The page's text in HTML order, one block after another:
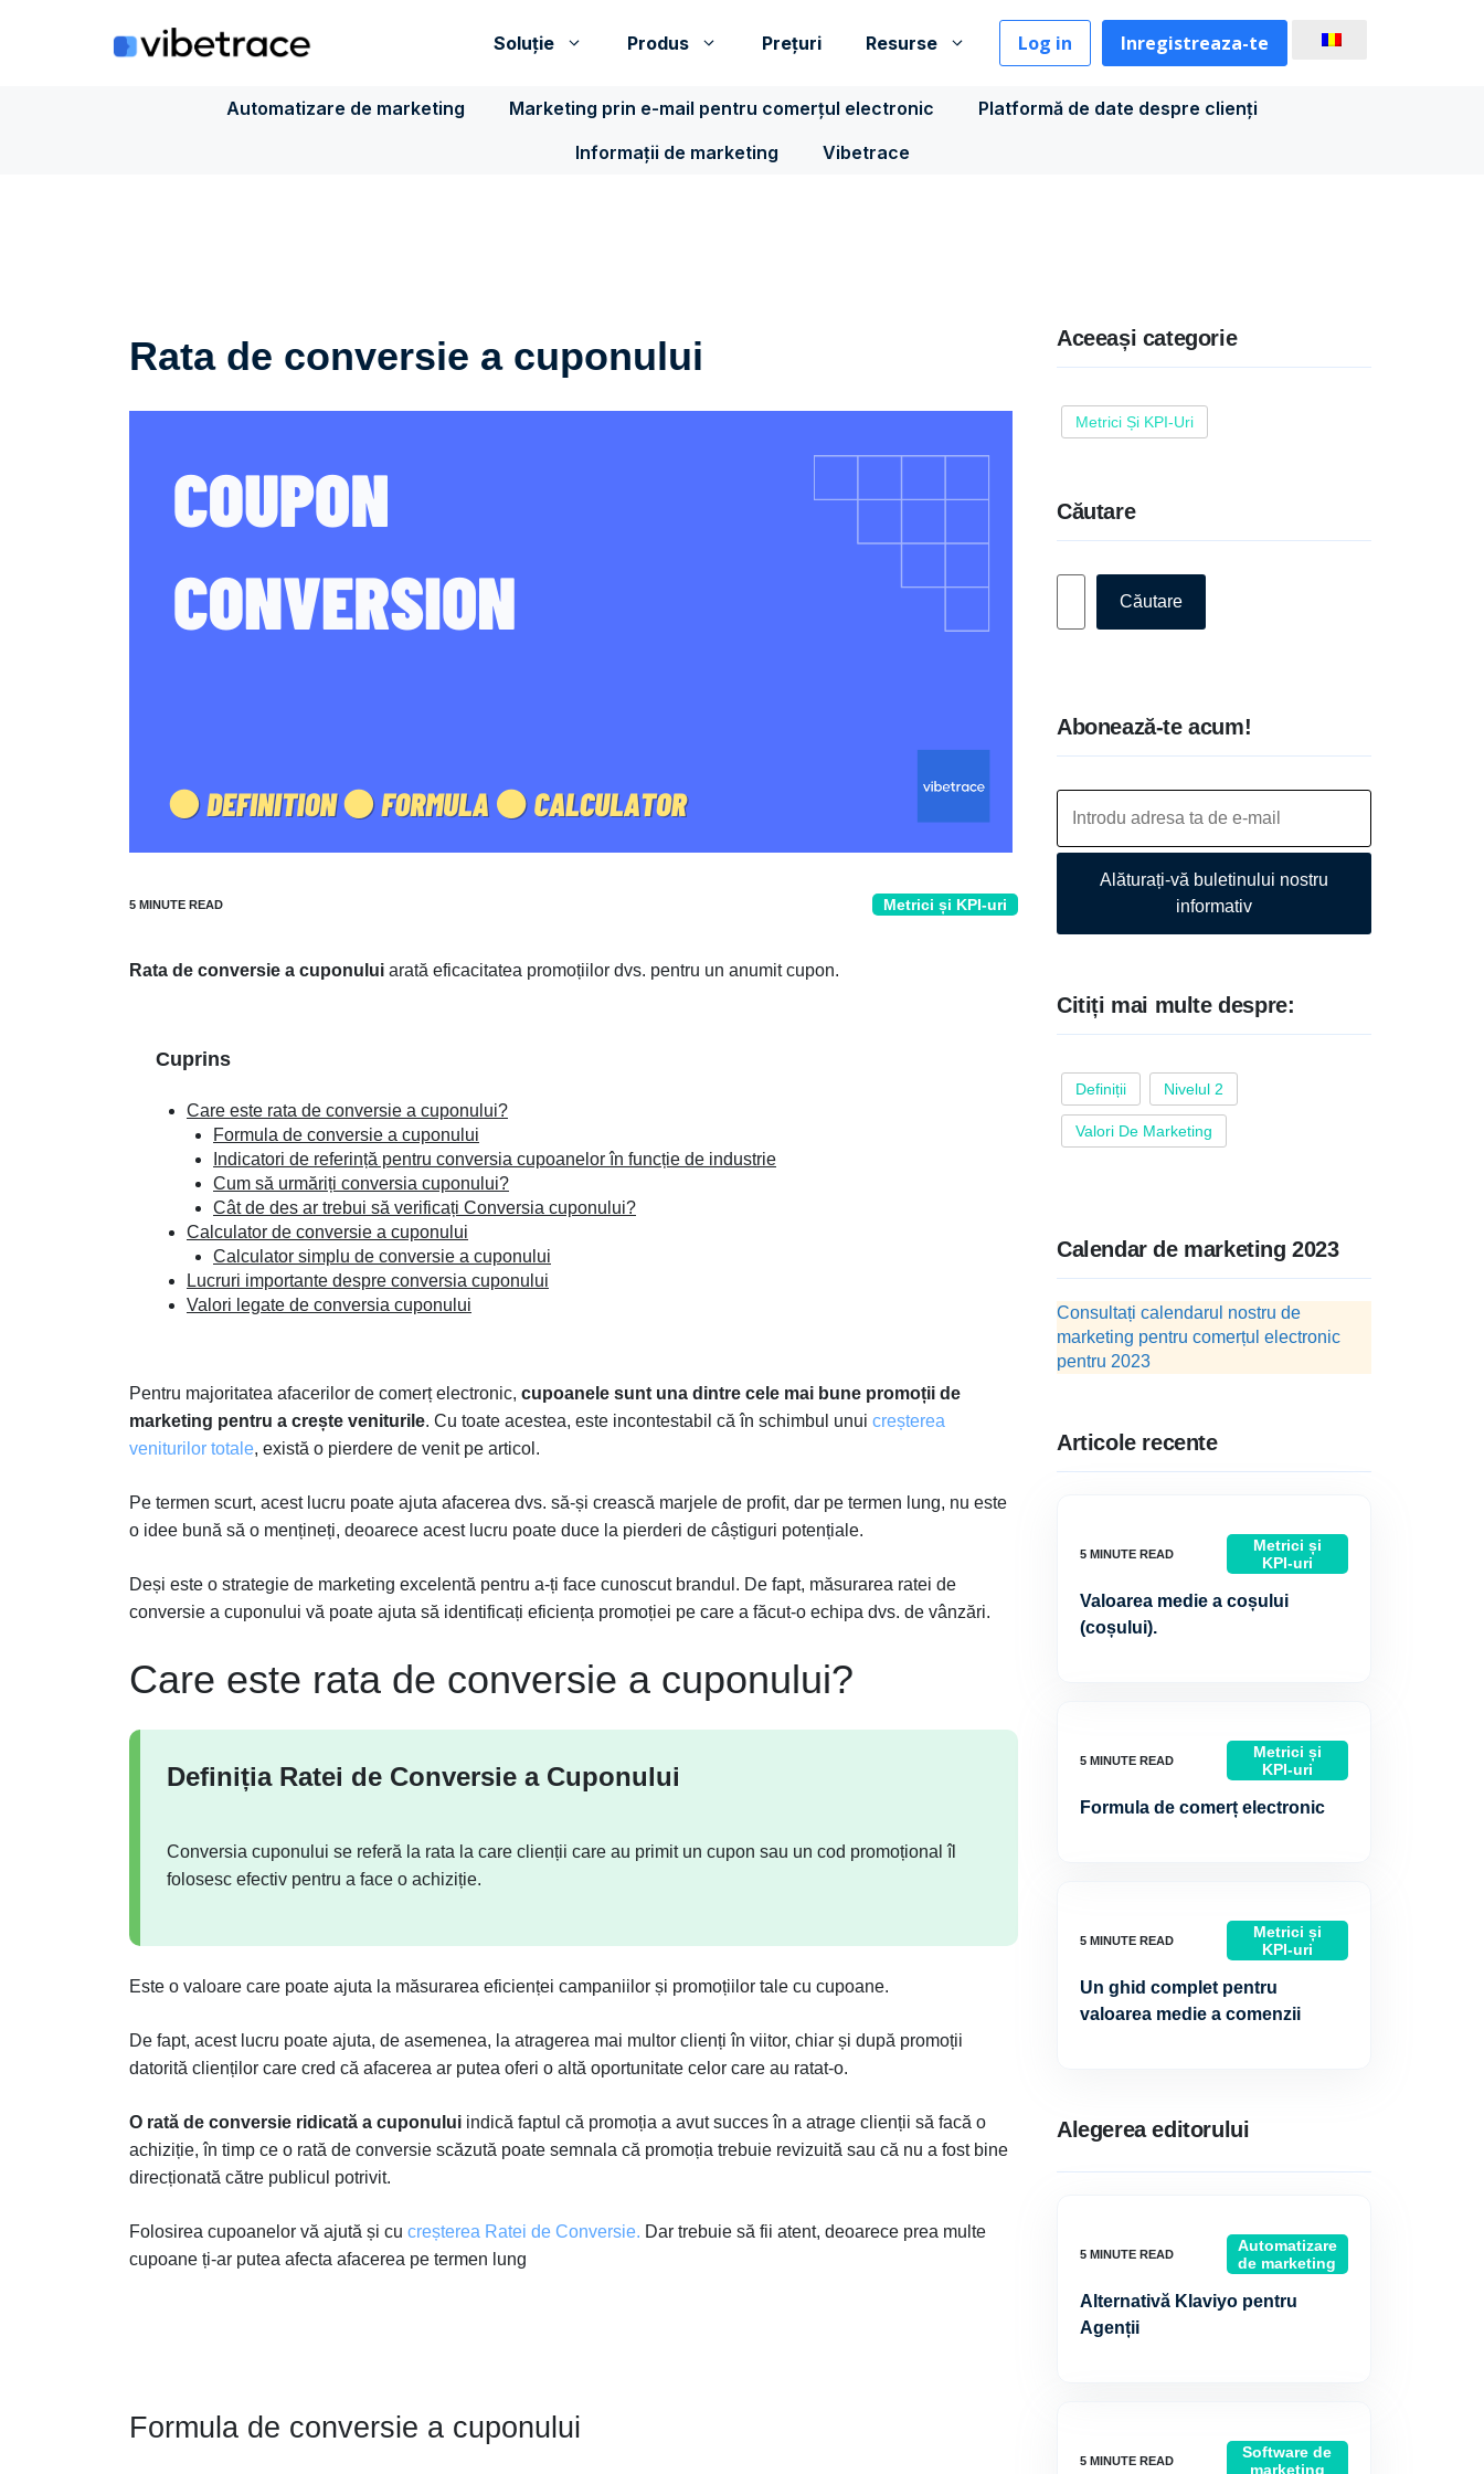
Soluţie Produs Prețuri Resurse Log in Inregistreaza-te
Automatizare de marketing Marketing prin e-mail pentru comerțul electronic
Platformă de date despre clienți
Informații de marketing
Vibetrace
Rata de conversie a cuponului
Metrici și KPI-uri
Rata de conversie a cuponului arată eficacitatea promoțiilor dvs. pentru un anumit cupon.
Cuprins
Care este rata de conversie a cuponului?
Formula de conversie a cuponului
Indicatori de referință pentru conversia cupoanelor în funcție de industrie
Cum să urmăriți conversia cuponului?
Cât de des ar trebui să verificați Conversia cuponului?
Calculator de conversie a cuponului
Calculator simplu de conversie a cuponului
Lucruri importante despre conversia cuponului
Valori legate de conversia cuponului
Pentru majoritatea afacerilor de comerț electronic, cupoanele sunt una dintre cele mai bune promoții de
marketing pentru a crește veniturile. Cu toate acestea, este incontestabil că în schimbul unui creșterea
veniturilor totale, există o pierdere de venit pe articol.
Pe termen scurt, acest lucru poate ajuta afacerea dvs. să-și crească marjele de profit, dar pe termen lung, nu este
o idee bună să o mențineți, deoarece acest lucru poate duce la pierderi de câștiguri potențiale.
Deși este o strategie de marketing excelentă pentru a-ți face cunoscut brandul. De fapt, măsurarea ratei de
conversie a cuponului vă poate ajuta să identificați eficiența promoției pe care a făcut-o echipa dvs. de vânzări.
Care este rata de conversie a cuponului?
Definiția Ratei de Conversie a Cuponului
Conversia cuponului se referă la rata la care clienții care au primit un cupon sau un cod promoțional îl
folosesc efectiv pentru a face o achiziție.
Este o valoare care poate ajuta la măsurarea eficienței campaniilor și promoțiilor tale cu cupoane.
De fapt, acest lucru poate ajuta, de asemenea, la atragerea mai multor clienți în viitor, chiar și după promoții
datorită clienților care cred că afacerea ar putea oferi o altă oportunitate celor care au ratat-o.
O rată de conversie ridicată a cuponului indică faptul că promoția a avut succes în a atrage clienții să facă o
achiziție, în timp ce o rată de conversie scăzută poate semnala că promoția trebuie revizuită sau că nu a fost bine
direcționată către publicul potrivit.
Folosirea cupoanelor vă ajută și cu creșterea Ratei de Conversie. Dar trebuie să fii atent, deoarece prea multe
cupoane ți-ar putea afecta afacerea pe termen lung
Formula de conversie a cuponului
Aceeași categorie
Metrici Și KPI-Uri
Căutare
Căutare
Abonează-te acum!
Alăturați-vă buletinului nostru
informativ
Citiți mai multe despre:
Definiții Nivelul 2
Valori De Marketing
Calendar de marketing 2023
Consultați calendarul nostru de
marketing pentru comerțul electronic
pentru 2023
Articole recente
Metrici și
KPI-uri
Valoarea medie a coșului
(coșului).
Metrici și
KPI-uri
Formula de comerț electronic
Metrici și
KPI-uri
Un ghid complet pentru
valoarea medie a comenzii
Alegerea editorului
Automatizare
de marketing
Alternativă Klaviyo pentru
Agenții
Software de
marketing